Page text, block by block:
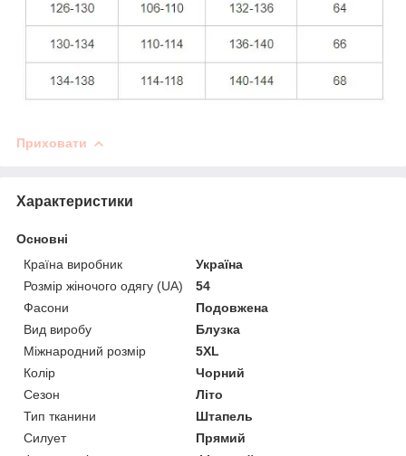
Приховати
Характеристики
Основні
Країна виробник
Україна
Розмір жіночого одягу (UA)
54
Фасони
Подовжена
Вид виробу
Блузка
Міжнародний розмір
5XL
Колір
Чорний
Сезон
Літо
Тип тканини
Штапель
Силует
Прямий